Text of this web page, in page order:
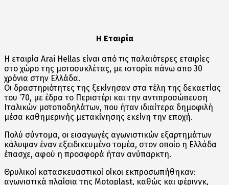
H Eταιρία
H εταιρία Arai Hellas είναι από τις παλαιότερες εταιρίες
στο χώρο της μοτοσυκλέτας, με ιστορία πάνω απο 30
χρόνια στην Ελλάδα.
Οι δραστηριότητες της ξεκίνησαν στα τέλη της δεκαετίας
του ’70, με έδρα το Περιστέρι και την αντιπροσώπευση
Ιταλικών μοτοποδηλάτων, που ήταν ιδιαίτερα δημοφιλή
μέσα καθημερινής μετακίνησης εκείνη την εποχή.
Πολύ σύντομα, οι εισαγωγές αγωνιστικών εξαρτημάτων
κάλυψαν έναν εξειδικευμένο τομέα, στον οποίο η Ελλάδα
έπασχε, αφού η προσφορά ήταν ανύπαρκτη.
Θρυλικοί κατασκευαστικοί οίκοι εκπροσωπήθηκαν:
αγωνιστικά πλαίσια της Motoplast, καθώς και φέρινγκ,